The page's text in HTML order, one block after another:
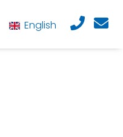
English